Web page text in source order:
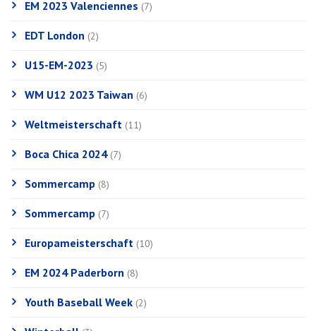
EM 2023 Valenciennes (7)
EDT London (2)
U15-EM-2023 (5)
WM U12 2023 Taiwan (6)
Weltmeisterschaft (11)
Boca Chica 2024(7)
Sommercamp (8)
Sommercamp (7)
Europameisterschaft (10)
EM 2024 Paderborn (8)
Youth Baseball Week (2)